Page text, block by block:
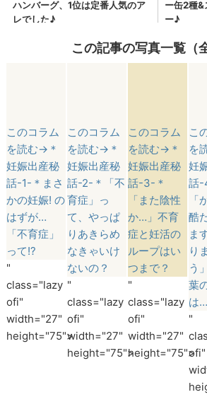
この記事の写真一覧（
このコラム
を読む→＊
妊娠出産秘
話-1-＊まさ
かの妊娠! の
はずが…
「不育症」
って!?
"
class="lazy
ofi"
width="27"
height="75">
このコラム
を読む→＊
妊娠出産秘
話-2-＊「不
育症」っ
て、やっぱ
りあきらめ
なきゃいけ
ないの？
"
class="lazy
ofi"
width="27"
height="75">
このコラム
を読む→＊
妊娠出産秘
話-3-＊
「また陰性
か…」不育
症と妊活の
ループはい
つまで？
"
class="lazy
ofi"
width="27"
height="75">
こ
を
妊
話-
「
酷
ま
り
う
葉
は
"
ofi"